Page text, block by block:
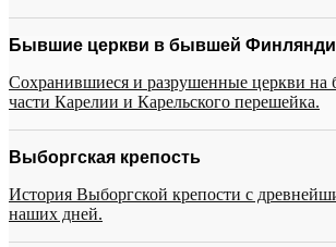
Бывшие церкви в бывшей
Сохранившиеся и разрушенные церкви
части Карелии и Карельского перешейка.
Выборгская крепость
История Выборгской крепости с
наших дней.